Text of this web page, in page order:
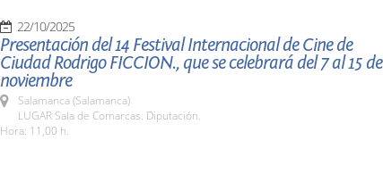
22/10/2025
Presentación del 14 Festival Internacional de Cine de
Ciudad Rodrigo FICCION., que se celebrará del 7 al 15 de
noviembre
Salamanca (Salamanca)
LUGAR Sala de Comarcas. Diputación.
Hora: 11,00 h.